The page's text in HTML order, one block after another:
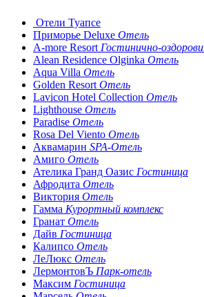
Отели Туапсе
Приморье Deluxe Отель
A-more Resort Гостинично-
Alean Residence Olginka Отель
Aqua Villa Отель
Golden Resort Отель
Lavicon Hotel Collection Отель
Lighthouse Отель
Paradise Отель
Rosa Del Viento Отель
Аквамарин SPA-Отель
Амиго Отель
Ателика Гранд Оазис Гостиница
Афродита Отель
Виктория Отель
Гамма Курортный комплекс
Гранат Отель
Дайв Гостиница
Калипсо Отель
ЛеЛюкс Отель
ЛермонтовЪ Парк-отель
Максим Гостиница